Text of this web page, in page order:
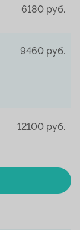
6180 руб.
9460 руб.
12100 руб.